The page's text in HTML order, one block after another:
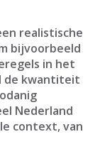
realistische
bijvoorbeeld
in het
de kwantiteit
Nederland
context, van